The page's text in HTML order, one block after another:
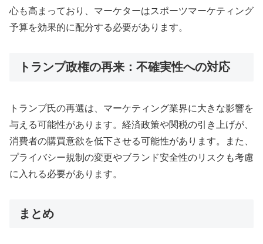
心も高まっており
、マーケターはスポーツマーケティング
予算を効果的に配分する必要があります。
トランプ政権の再来：不確実性への対応
トランプ氏の再選は、マーケティング業界に大きな影響を
与える可能性があります。経済政策や関税の引き上げが、
消費者の購買意欲を低下させる可能性があります。また、
プライバシー規制の変更やブランド安全性のリスクも考慮
に入れる必要があります。
まとめ